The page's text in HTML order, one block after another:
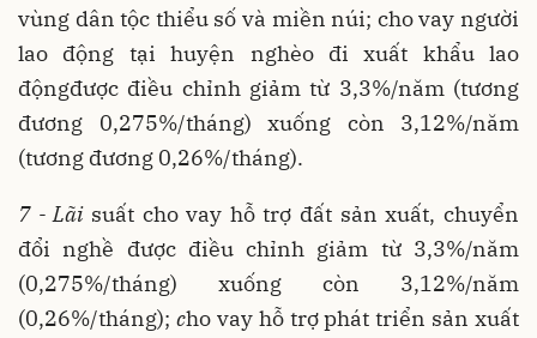
vùng dân tộc thiểu số và miền núi; cho vay người
lao động tại huyện nghèo đi xuất khẩu lao
độngđược điều chỉnh giảm từ 3,3%/năm (tương
đương 0,275%/tháng) xuống còn 3,12%/năm
(tương đương 0,26%/tháng).
7 - Lãi suất cho vay hỗ trợ đất sản xuất, chuyển
đổi nghề được điều chỉnh giảm từ 3,3%/năm
(0,275%/tháng) xuống còn 3,12%/năm
(0,26%/tháng); cho vay hỗ trợ phát triển sản xuất